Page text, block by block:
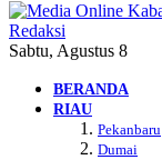
Redaksi
Sabtu, Agustus 8
BERANDA
RIAU
Pekanbaru
Dumai